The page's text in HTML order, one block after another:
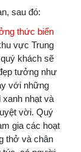
sau đó:
thức biển
vực Trung
khách sẽ
tưởng như
với những
nhạt và
vời. Quý
gia các hoạt
thở và chân